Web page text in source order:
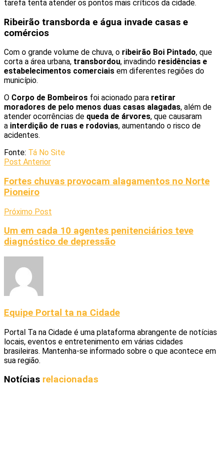
tarefa tenta atender os pontos mais críticos da cidade.
Ribeirão transborda e água invade casas e
comércios
Com o grande volume de chuva, o ribeirão Boi Pintado, que
corta a área urbana, transbordou, invadindo residências e
estabelecimentos comerciais em diferentes regiões do
município.
O Corpo de Bombeiros foi acionado para retirar
moradores de pelo menos duas casas alagadas, além de
atender ocorrências de queda de árvores, que causaram
a interdição de ruas e rodovias, aumentando o risco de
acidentes.
Fonte: Tá No Site
Post Anterior
Fortes chuvas provocam alagamentos no Norte
Pioneiro
Próximo Post
Um em cada 10 agentes penitenciários teve
diagnóstico de depressão
Equipe Portal ta na Cidade
Portal Ta na Cidade é uma plataforma abrangente de notícias
locais, eventos e entretenimento em várias cidades
brasileiras. Mantenha-se informado sobre o que acontece em
sua região.
Notícias relacionadas